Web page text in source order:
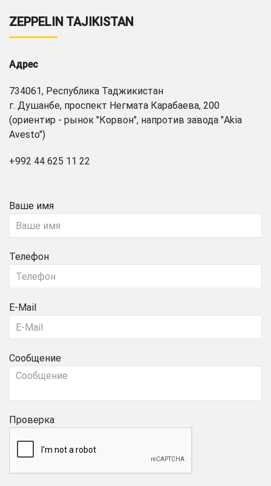
ZEPPELIN TAJIKISTAN
Адрес
734061, Республика Таджикистан
г. Душанбе, проспект Негмата Карабаева, 200
(ориентир - рынок "Корвон", напротив завода "Akia
Avesto")
+992 44 625 11 22
Ваше имя
Телефон
E-Mail
Сообщение
Проверка